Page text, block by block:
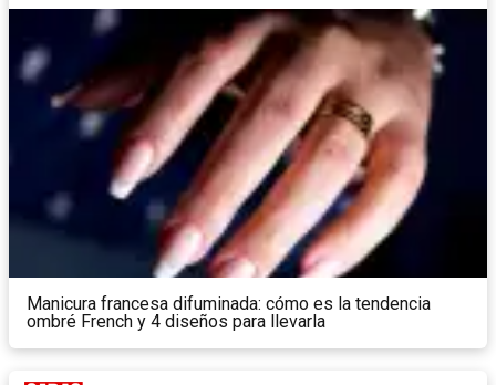
Manicura francesa difuminada: cómo es la tendencia
ombré French y 4 diseños para llevarla